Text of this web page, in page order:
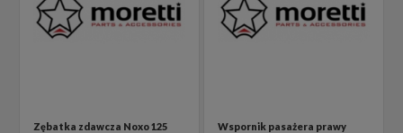
Zębatka zdawcza Noxo 125
Wspornik pasażera prawy